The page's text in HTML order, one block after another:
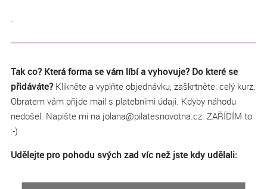
Tak co? Která forma se vám líbí a vyhovuje? Do které se
přidáváte? Klikněte a vyplňte objednávku, zaškrtněte: celý kurz.
Obratem vám přijde mail s platebními údaji. Kdyby náhodu
nedošel. Napište mi na jolana@pilatesnovotna.cz. ZAŘÍDÍM to
:-)
Udělejte pro pohodu svých zad víc než jste kdy udělali: